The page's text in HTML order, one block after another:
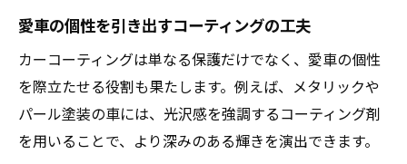
愛車の個性を引き出すコーティングの工夫
カーコーティングは単なる保護だけでなく、愛車の個性
を際立たせる役割も果たします。例えば、メタリックや
パール塗装の車には、光沢感を強調するコーティング剤
を用いることで、より深みのある輝きを演出できます。